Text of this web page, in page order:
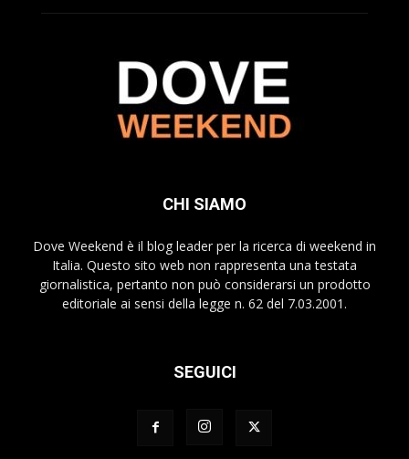
CHI SIAMO
Dove Weekend è il blog leader per la ricerca di weekend in
Italia. Questo sito web non rappresenta una testata
giornalistica, pertanto non può considerarsi un prodotto
editoriale ai sensi della legge n. 62 del 7.03.2001.
SEGUICI